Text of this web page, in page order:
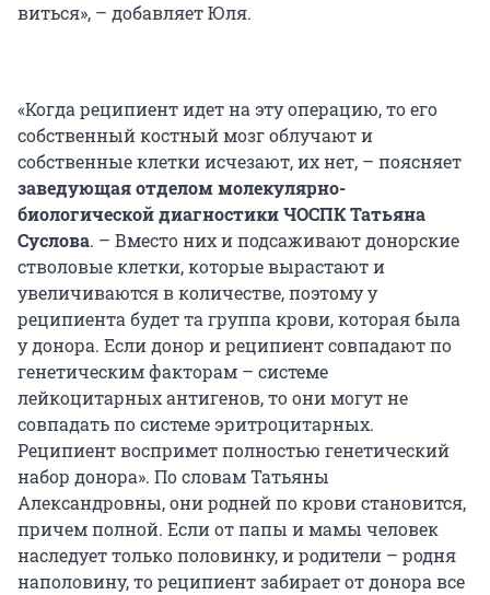
виться», – добавляет Юля.
«Когда реципиент идет на эту операцию, то его
собственный костный мозг облучают и
собственные клетки исчезают, их нет, – поясняет
заведующая отделом молекулярно-
биологической диагностики ЧОСПК Татьяна
Суслова. – Вместо них и подсаживают донорские
стволовые клетки, которые вырастают и
увеличиваются в количестве, поэтому у
реципиента будет та группа крови, которая была
у донора. Если донор и реципиент совпадают по
генетическим факторам – системе
лейкоцитарных антигенов, то они могут не
совпадать по системе эритроцитарных.
Реципиент воспримет полностью генетический
набор донора». По словам Татьяны
Александровны, они родней по крови становится,
причем полной. Если от папы и мамы человек
наследует только половинку, и родители – родня
наполовину, то реципиент забирает от донора все